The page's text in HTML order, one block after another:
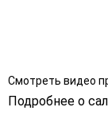
Смотреть видео
Подробнее о